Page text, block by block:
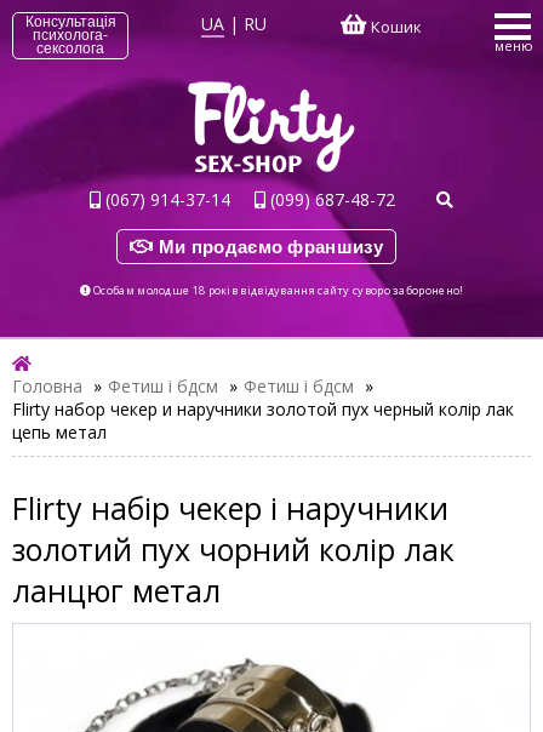
Консультація
психолога-
сексолога
UA | RU Кошик
меню
(067) 914-37-14 (099) 687-48-72
Ми продаємо франшизу
Особам молодше 18 років відвідування сайту суворо заборонено!
Головна » Фетиш і бдсм » Фетиш і бдсм »
Flirty набор чекер и наручники золотой пух черный колір лак
цепь метал
Flirty набір чекер і наручники
золотий пух чорний колір лак
ланцюг метал